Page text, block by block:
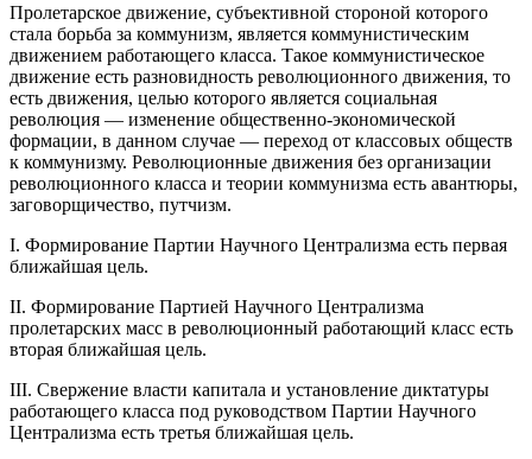
Пролетарское движение, субъективной стороной которого
стала борьба за коммунизм, является коммунистическим
движением работающего класса. Такое коммунистическое
движение есть разновидность революционного движения, то
есть движения, целью которого является социальная
революция — изменение общественно-экономической
формации, в данном случае — переход от классовых обществ
к коммунизму. Революционные движения без организации
революционного класса и теории коммунизма есть авантюры,
заговорщичество, путчизм.
I. Формирование Партии Научного Централизма есть первая
ближайшая цель.
II. Формирование Партией Научного Централизма
пролетарских масс в революционный работающий класс есть
вторая ближайшая цель.
III. Свержение власти капитала и установление диктатуры
работающего класса под руководством Партии Научного
Централизма есть третья ближайшая цель.